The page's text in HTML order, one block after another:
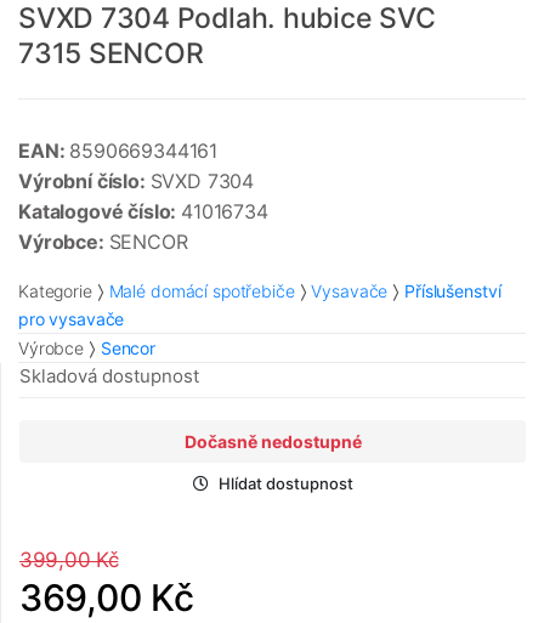
SVXD 7304 Podlah. hubice SVC
7315 SENCOR
EAN: 8590669344161
Výrobní číslo: SVXD 7304
Katalogové číslo: 41016734
Výrobce: SENCOR
Kategorie Malé domácí spotřebiče Vysavače
Příslušenství
pro vysavače
Výrobce
Sencor
Skladová dostupnost
Dočasně nedostupné
Hlídat dostupnost
399,00 Kč
369,00 Kč